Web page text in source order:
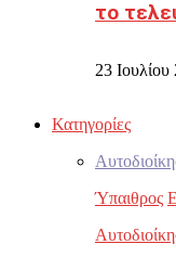
το
23 Ιουλίου
Κατηγορίες
Ύπαιθρος